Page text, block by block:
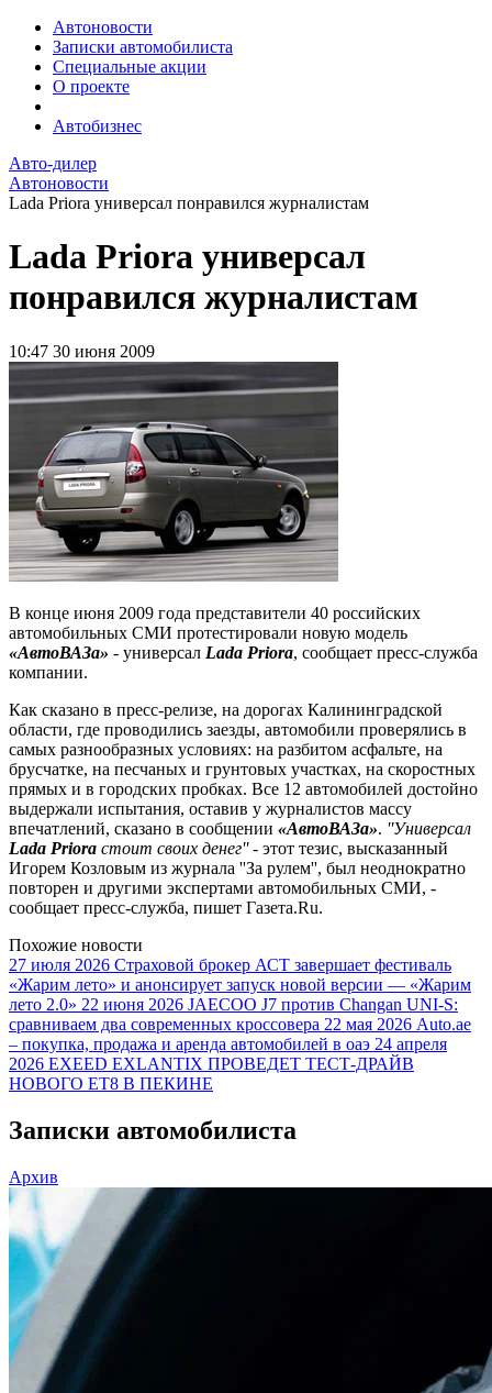
Автоновости
Записки автомобилиста
Специальные акции
О проекте
Автобизнес
Авто-дилер
Автоновости
Lada Priora универсал понравился журналистам
Lada Priora универсал
понравился журналистам
10:47 30 июня 2009
В конце июня 2009 года представители 40 российских
автомобильных СМИ протестировали новую модель
«АвтоВАЗа» - универсал Lada Priora, сообщает пресс-служба
компании.
Как сказано в пресс-релизе, на дорогах Калининградской
области, где проводились заезды, автомобили проверялись в
самых разнообразных условиях: на разбитом асфальте, на
брусчатке, на песчаных и грунтовых участках, на скоростных
прямых и в городских пробках. Все 12 автомобилей достойно
выдержали испытания, оставив у журналистов массу
впечатлений, сказано в сообщении «АвтоВАЗа». ''Универсал
Lada Priora стоит своих денег''- этот тезис, высказанный
Игорем Козловым из журнала ''За рулем'', был неоднократно
повторен и другими экспертами автомобильных СМИ, -
сообщает пресс-служба, пишет Газета.Ru.
Похожие новости
27 июля 2026 Страховой брокер АСТ завершает фестиваль
«Жарим лето» и анонсирует запуск новой версии — «Жарим
лето 2.0» 22 июня 2026 JAECOO J7 против Changan UNI-S:
сравниваем два современных кроссовера 22 мая 2026 Auto.ae
– покупка, продажа и аренда автомобилей в оаэ 24 апреля
2026 EXEED EXLANTIX ПРОВЕДЕТ ТЕСТ-ДРАЙВ
НОВОГО ET8 В ПЕКИНЕ
Записки автомобилиста
Архив